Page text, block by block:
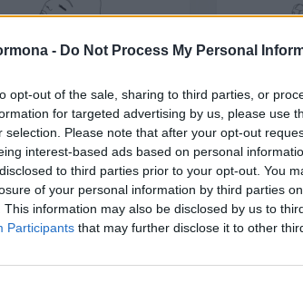
- Do Not Process My Personal
opt-out of the sale, sharing to third parties, or
for targeted advertising by us, please use
selection. Please note that after your opt-out
interest-based ads based on personal
to third parties prior to your opt-out. You
of your personal information by third parties
This information may also be disclosed by us to
Participants that may further disclose it to other
του Θυρεοειδούς